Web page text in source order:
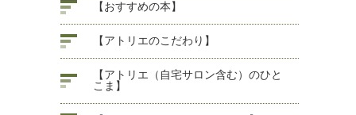
【おすすめの本】
【アトリエのこだわり】
【アトリエ（自宅サロン含む）のひと
こま】